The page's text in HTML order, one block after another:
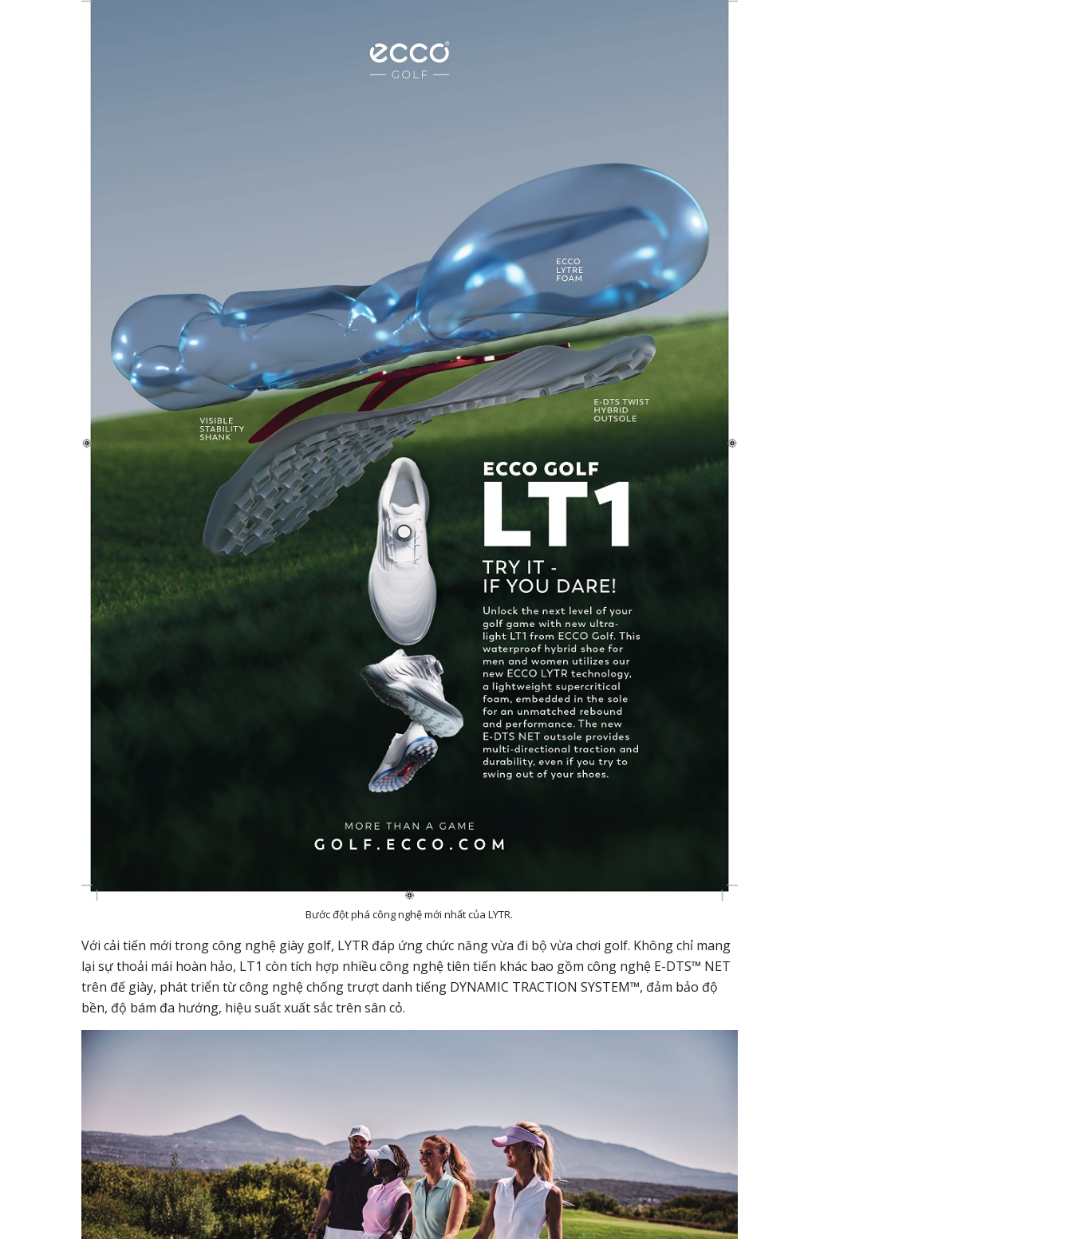
Bước đột phá công nghệ mới nhất của LYTR.
Với cải tiến mới trong công nghệ giày golf, LYTR đáp ứng chức năng vừa đi bộ vừa chơi golf. Không chỉ mang
lại sự thoải mái hoàn hảo, LT1 còn tích hợp nhiều công nghệ tiên tiến khác bao gồm công nghệ E-DTS™ NET
trên đế giày, phát triển từ công nghệ chống trượt danh tiếng DYNAMIC TRACTION SYSTEM™, đảm bảo độ
bền, độ bám đa hướng, hiệu suất xuất sắc trên sân cỏ.